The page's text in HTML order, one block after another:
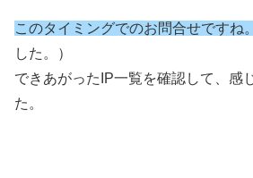
このタイミングでのお問合せですね。
した。）
できあがったIP一覧を確認して、感
た。